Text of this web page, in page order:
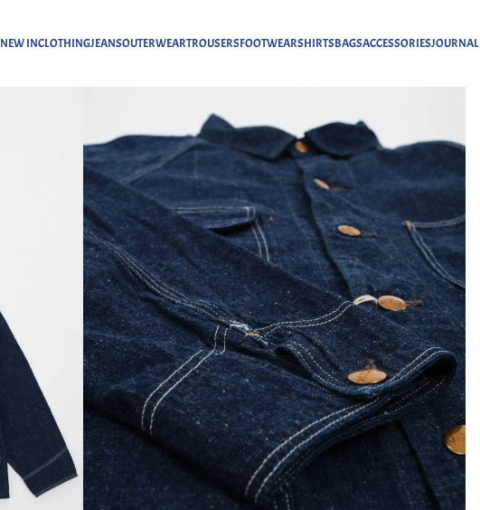
NEW INCLOTHINGJEANSOUTERWEARTROUSERSFOOTWEARSHIRTSBAGSACCESSORIESJOURNAL